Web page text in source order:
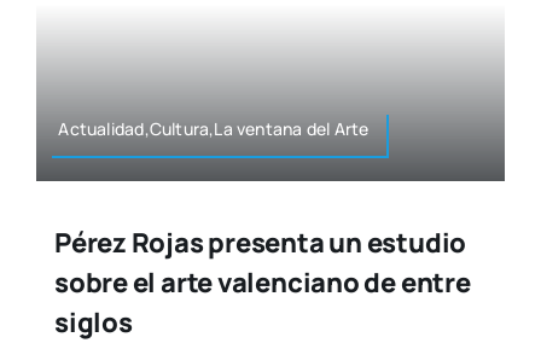
Actualidad,Cultura,La ven­ta­na del Arte
Pérez Rojas presenta un estudio
sobre el arte valenciano de entre
siglos